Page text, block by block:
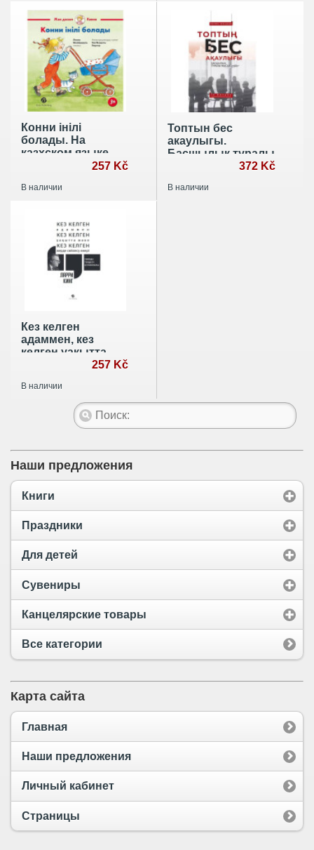
Конни iнiлi
болады. На
казхском языке
257 Kč
В наличии
Топтын бес
акаулыгы.
Басшылык туралы
372 Kč
В наличии
Кез келген
адаммен, кез
келген уакытта
жэне кез келген
онерi. Тиiмдi
тiлдесу купиялары
257 Kč
В наличии
Наши предложения
Книги
Праздники
Для детей
Сувениры
Канцелярские товары
Все категории
Карта сайта
Главная
Наши предложения
Личный кабинет
Страницы